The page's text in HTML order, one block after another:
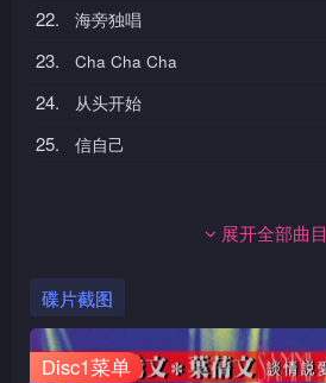
22. 海旁独唱
23. Cha Cha Cha
24. 从头开始
25. 信自己
展开全部曲目
碟片截图
Disc1菜单